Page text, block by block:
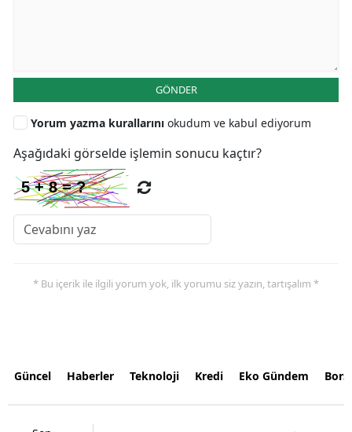
GÖNDER
Yorum yazma kurallarını okudum ve kabul ediyorum
Aşağıdaki görselde işlemin sonucu kaçtır?
* Bu içerik ile ilgili yorum yok, ilk yorumu siz yazın, tartışalım *
Güncel Haberler Teknoloji Kredi Eko Gündem